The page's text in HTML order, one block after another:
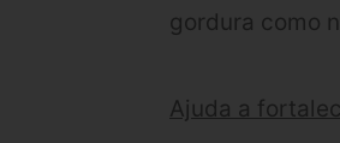
gordura como
Ajuda a